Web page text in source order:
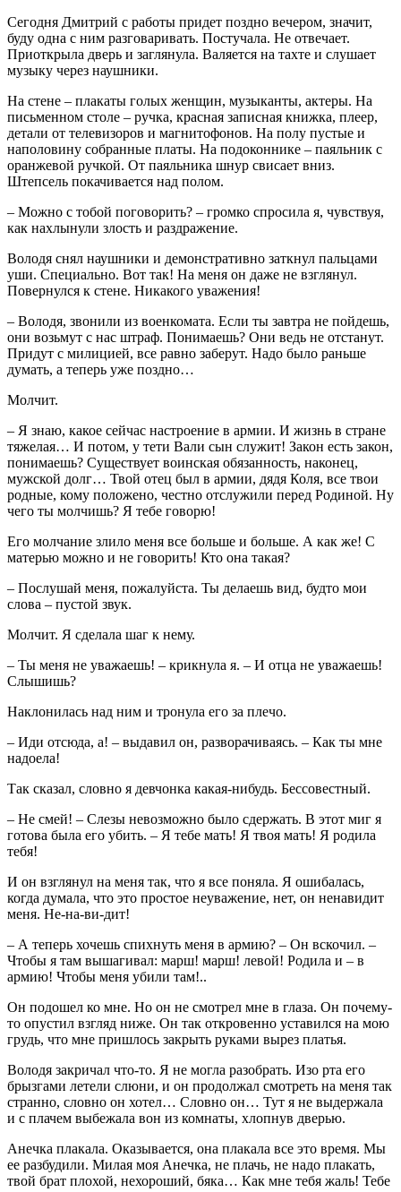
Сегодня Дмитрий с работы придет поздно вечером, значит,
буду одна с ним разговаривать. Постучала. Не отвечает.
Приоткрыла дверь и заглянула. Валяется на тахте и слушает
музыку через наушники.
На стене – плакаты голых женщин, музыканты, актеры. На
письменном столе – ручка, красная записная книжка, плеер,
детали от телевизоров и магнитофонов. На полу пустые и
наполовину собранные платы. На подоконнике – паяльник с
оранжевой ручкой. От паяльника шнур свисает вниз.
Штепсель покачивается над полом.
– Можно с тобой поговорить? – громко спросила я, чувствуя,
как нахлынули злость и раздражение.
Володя снял наушники и демонстративно заткнул пальцами
уши. Специально. Вот так! На меня он даже не взглянул.
Повернулся к стене. Никакого уважения!
– Володя, звонили из военкомата. Если ты завтра не пойдешь,
они возьмут с нас штраф. Понимаешь? Они ведь не отстанут.
Придут с милицией, все равно заберут. Надо было раньше
думать, а теперь уже поздно…
Молчит.
– Я знаю, какое сейчас настроение в армии. И жизнь в стране
тяжелая… И потом, у тети Вали сын служит! Закон есть закон,
понимаешь? Существует воинская обязанность, наконец,
мужской долг… Твой отец был в армии, дядя Коля, все твои
родные, кому положено, честно отслужили перед Родиной. Ну
чего ты молчишь? Я тебе говорю!
Его молчание злило меня все больше и больше. А как же! С
матерью можно и не говорить! Кто она такая?
– Послушай меня, пожалуйста. Ты делаешь вид, будто мои
слова – пустой звук.
Молчит. Я сделала шаг к нему.
– Ты меня не уважаешь! – крикнула я. – И отца не уважаешь!
Слышишь?
Наклонилась над ним и тронула его за плечо.
– Иди отсюда, а! – выдавил он, разворачиваясь. – Как ты мне
надоела!
Так сказал, словно я девчонка какая-нибудь. Бессовестный.
– Не смей! – Слезы невозможно было сдержать. В этот миг я
готова была его убить. – Я тебе мать! Я твоя мать! Я родила
тебя!
И он взглянул на меня так, что я все поняла. Я ошибалась,
когда думала, что это простое неуважение, нет, он ненавидит
меня. Не-на-ви-дит!
– А теперь хочешь спихнуть меня в армию? – Он вскочил. –
Чтобы я там вышагивал: марш! марш! левой! Родила и – в
армию! Чтобы меня убили там!..
Он подошел ко мне. Но он не смотрел мне в глаза. Он почему-
то опустил взгляд ниже. Он так откровенно уставился на мою
грудь, что мне пришлось закрыть руками вырез платья.
Володя закричал что-то. Я не могла разобрать. Изо рта его
брызгами летели слюни, и он продолжал смотреть на меня так
странно, словно он хотел… Словно он… Тут я не выдержала
и с плачем выбежала вон из комнаты, хлопнув дверью.
Анечка плакала. Оказывается, она плакала все это время. Мы
ее разбудили. Милая моя Анечка, не плачь, не надо плакать,
твой брат плохой, нехороший, бяка… Как мне тебя жаль! Тебе